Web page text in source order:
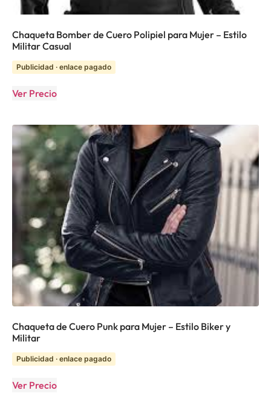
Chaqueta Bomber de Cuero Polipiel para Mujer – Estilo
Militar Casual
Publicidad · enlace pagado
Ver Precio
Chaqueta de Cuero Punk para Mujer – Estilo Biker y
Militar
Publicidad · enlace pagado
Ver Precio